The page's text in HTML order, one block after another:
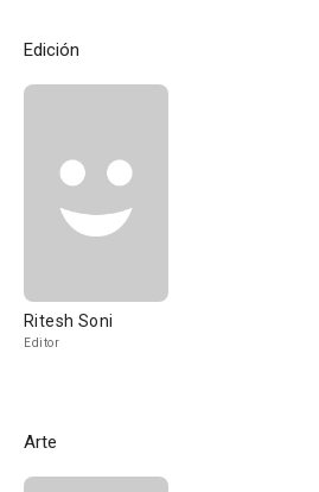
Edición
Ritesh Soni
Editor
Arte